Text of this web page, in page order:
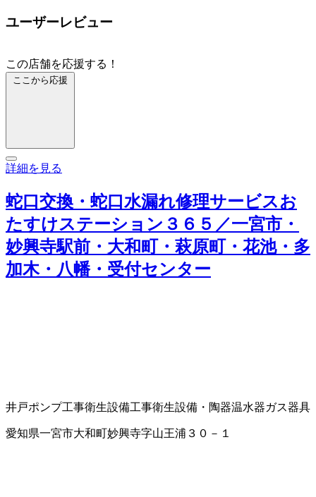
ユーザーレビュー
この店舗を応援する！
ここから応援
詳細を見る
蛇口交換・蛇口水漏れ修理サービスお
たすけステーション３６５／一宮市・
妙興寺駅前・大和町・萩原町・花池・多
加木・八幡・受付センター
井戸ポンプ工事衛生設備工事衛生設備・陶器温水器ガス器具
愛知県一宮市大和町妙興寺字山王浦３０－１